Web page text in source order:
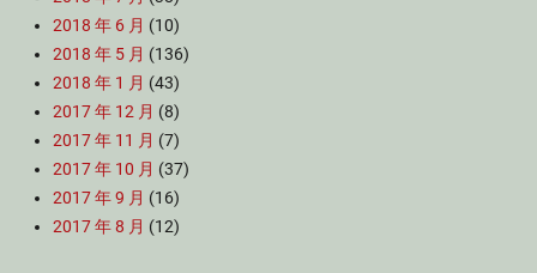
2018 年 6 月 (10)
2018 年 5 月 (136)
2018 年 1 月 (43)
2017 年 12 月 (8)
2017 年 11 月 (7)
2017 年 10 月 (37)
2017 年 9 月 (16)
2017 年 8 月 (12)